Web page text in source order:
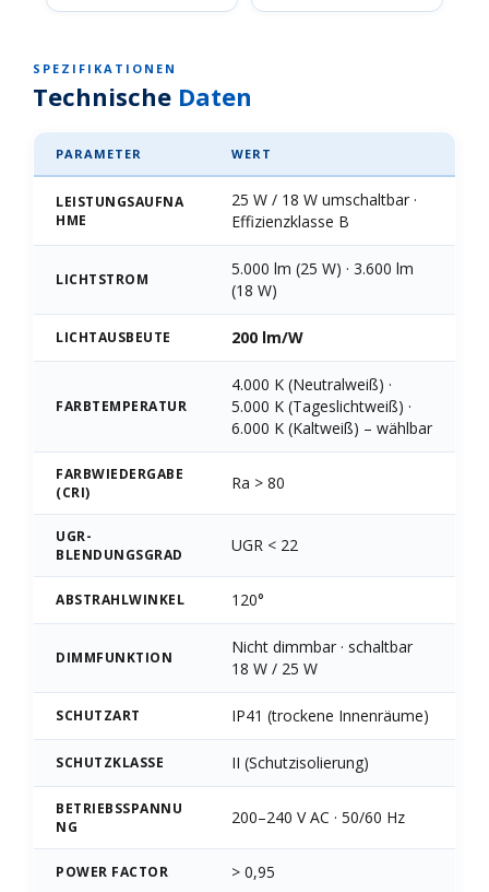
SPEZIFIKATIONEN
Technische Daten
PARAMETER WERT
LEISTUNGSAUFNA
HME
25 W / 18 W umschaltbar ·
Effizienzklasse B
LICHTSTROM
5.000 lm (25 W) · 3.600 lm
(18 W)
LICHTAUSBEUTE 200 lm/W
FARBTEMPERATUR
4.000 K (Neutralweiß) ·
5.000 K (Tageslichtweiß) ·
6.000 K (Kaltweiß) – wählbar
FARBWIEDERGABE
(CRI)
Ra > 80
UGR-
BLENDUNGSGRAD
UGR < 22
ABSTRAHLWINKEL 120°
DIMMFUNKTION
Nicht dimmbar · schaltbar
18 W / 25 W
SCHUTZART IP41 (trockene Innenräume)
SCHUTZKLASSE II (Schutzisolierung)
BETRIEBSSPANNU
NG
200–240 V AC · 50/60 Hz
POWER FACTOR > 0,95